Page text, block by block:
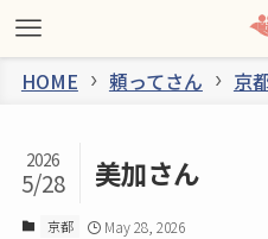
HOME 頼ってさん 京
美加さん
2026
5/28
京都 May 28, 2026